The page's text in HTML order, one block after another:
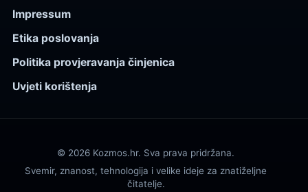
Impressum
Etika poslovanja
Politika provjeravanja činjenica
Uvjeti korištenja
© 2026 Kozmos.hr. Sva prava pridržana.
Svemir, znanost, tehnologija i velike ideje za znatiželjne
čitatelje.